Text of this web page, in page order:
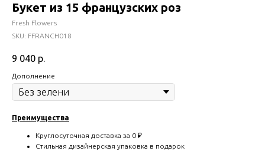
Букет из 15 французских роз
Fresh Flowers
SKU: FFRANCH018
9 040 р.
Дополнениe
Преимущества
Круглосуточная доставка за 0 ₽
Стильная дизайнерская упаковка в подарок